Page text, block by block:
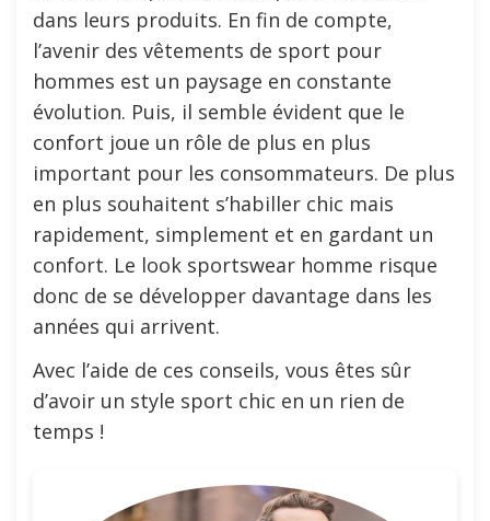
dans leurs produits. En fin de compte,
l’avenir des vêtements de sport pour
hommes est un paysage en constante
évolution. Puis, il semble évident que le
confort joue un rôle de plus en plus
important pour les consommateurs. De plus
en plus souhaitent s’habiller chic mais
rapidement, simplement et en gardant un
confort. Le look sportswear homme risque
donc de se développer davantage dans les
années qui arrivent.
Avec l’aide de ces conseils, vous êtes sûr
d’avoir un style sport chic en un rien de
temps !